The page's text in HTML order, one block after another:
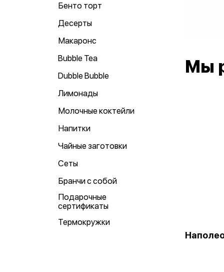
Бенто торт
Десерты
Макаронс
Bubble Tea
Dubble Bubble
Лимонады
Молочные коктейли
Напитки
Чайные заготовки
Сеты
Бранчи с собой
Подарочные
сертификаты
Термокружки
Мы